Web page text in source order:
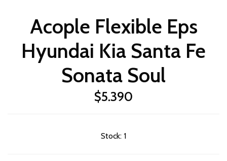
Acople Flexible Eps
Hyundai Kia Santa Fe
Sonata Soul
$5.390
Stock: 1